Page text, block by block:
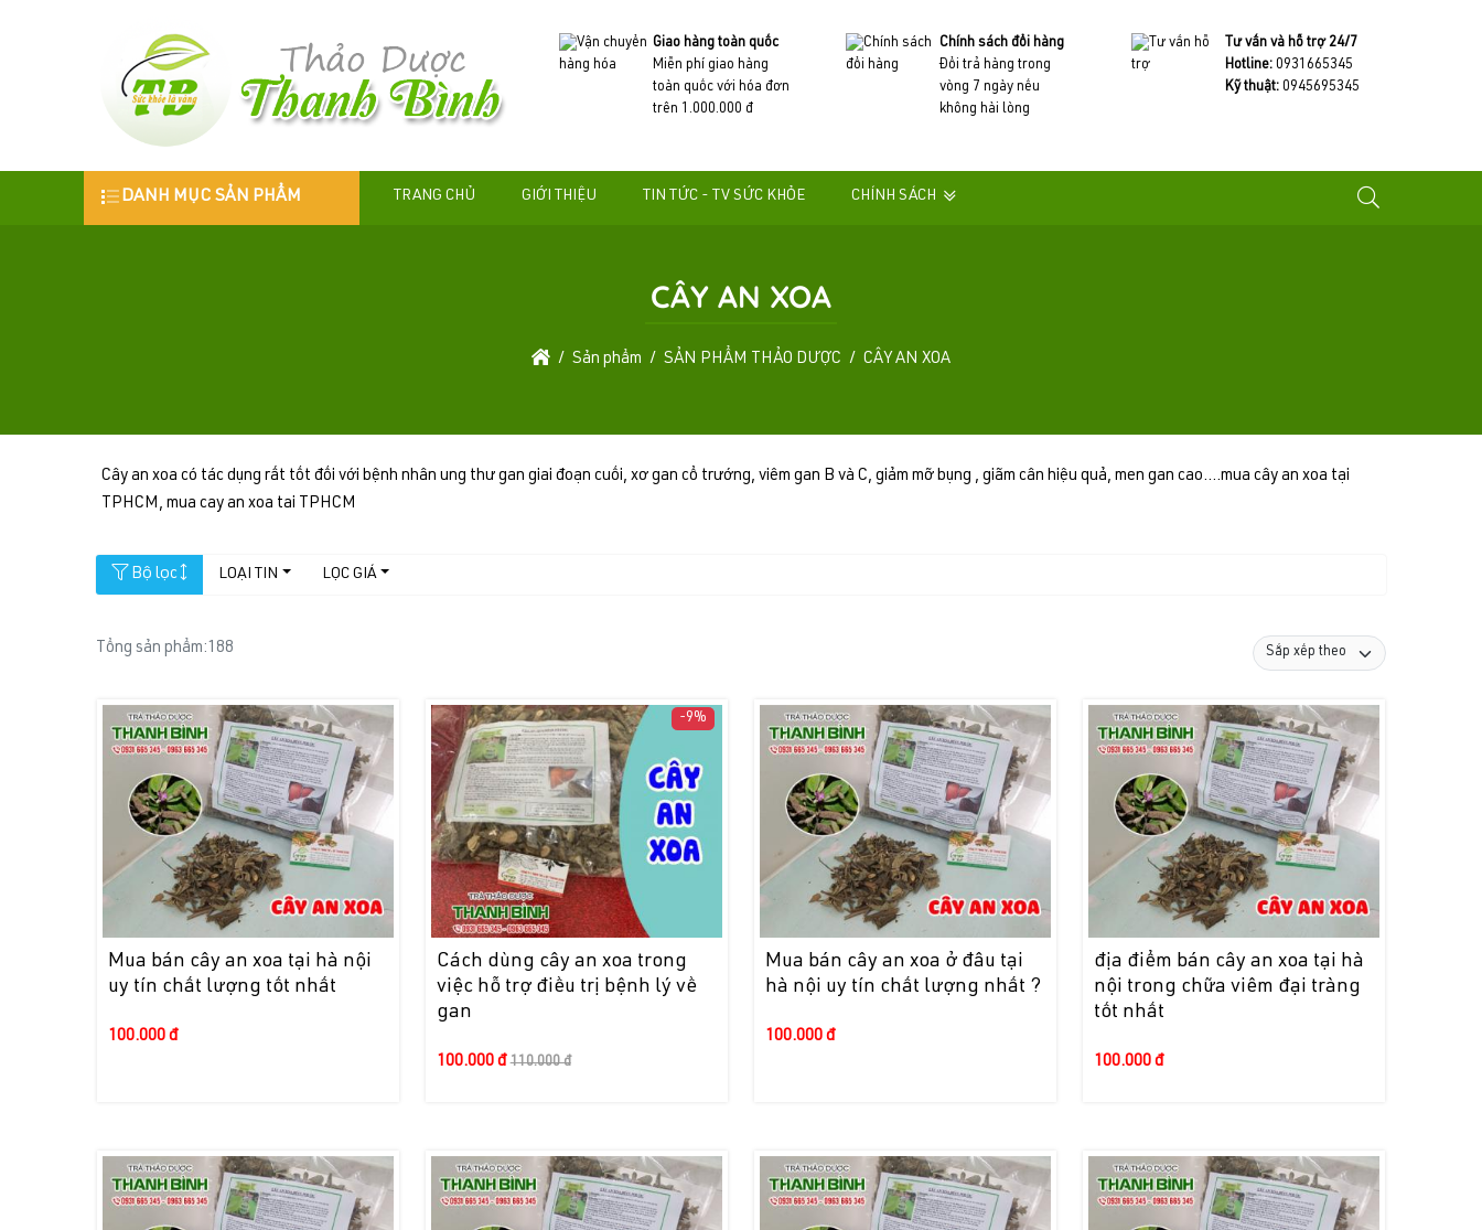
Giao hàng toàn quốc
Miễn phí giao hàng
toàn quốc với hóa đơn
trên 1.000.000 đ
Chính sách đổi hàng
Đổi trả hàng trong
vòng 7 ngày nếu
không hài lòng
Tư vấn và hỗ trợ 24/7
Hotline:0931665345
Kỹ thuật: 0945695345
DANH MỤC SẢN PHẨM TRANG CHỦ GIỚI THIỆU TIN TỨC - TV SỨC KHỎE CHÍNH SÁCH
CÂY AN XOA
Sản phẩm SẢN PHẨM THẢO DƯỢC CÂY AN XOA
Cây an xoa có tác dụng rất tốt đối với bệnh nhân ung thư gan giai đoạn cuối, xơ gan cổ trướng, viêm gan B và C, giảm mỡ bụng , giãm cân hiệu quả, men gan cao....mua cây an xoa tại
TPHCM, mua cay an xoa tai TPHCM
Bộ lọc LOẠI TIN LỌC GIÁ
Tổng sản phẩm: 188
Mua bán cây an xoa tại hà nội
uy tín chất lượng tốt nhất
100.000 đ
-9%
Cách dùng cây an xoa trong
việc hỗ trợ điều trị bệnh lý về
gan
100.000 đ 110.000 đ
Mua bán cây an xoa ở đâu tại
hà nội uy tín chất lượng nhất ?
100.000 đ
địa điểm bán cây an xoa tại hà
nội trong chữa viêm đại tràng
tốt nhất
100.000 đ